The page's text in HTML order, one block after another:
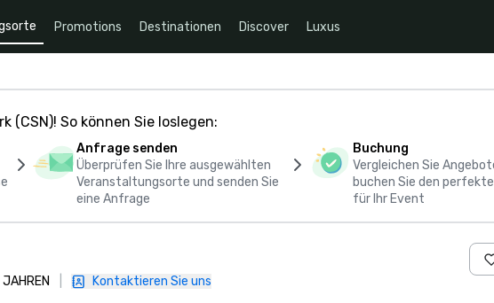
Promotions Destinationen Discover Luxus
(CSN)! So können Sie loslegen:
Anfrage senden
Überprüfen Sie Ihre ausgewählten
Veranstaltungsorte und senden Sie
eine Anfrage
Buchung
Vergleichen Sie
buchen Sie den
für Ihr Event
Kontaktieren Sie uns